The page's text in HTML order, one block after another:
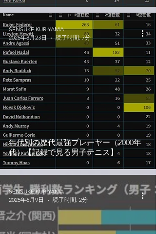
年代別の歴代最強プレーヤー（2000年
代）【記録で見る男子テニス】
SENSUKE KURIYAMA
2025年8月23日
読了時間: 7分
SENSUKE KURIYAMA
2025年6月9日
読了時間: 2分